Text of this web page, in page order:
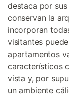
destaca por
conservan la
incorporan
visitantes
apartamentos
característicos
vista y, por
un ambiente